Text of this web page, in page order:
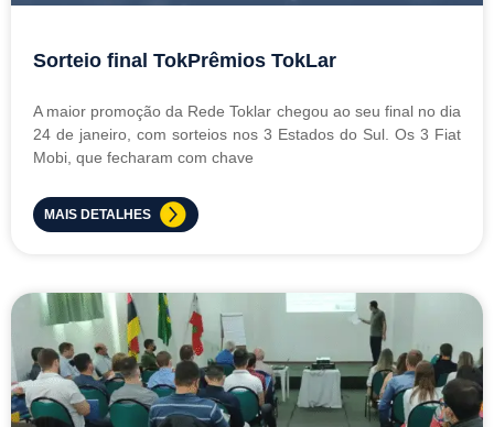
Sorteio final TokPrêmios TokLar
A maior promoção da Rede Toklar chegou ao seu final no dia
24 de janeiro, com sorteios nos 3 Estados do Sul. Os 3 Fiat
Mobi, que fecharam com chave
MAIS DETALHES